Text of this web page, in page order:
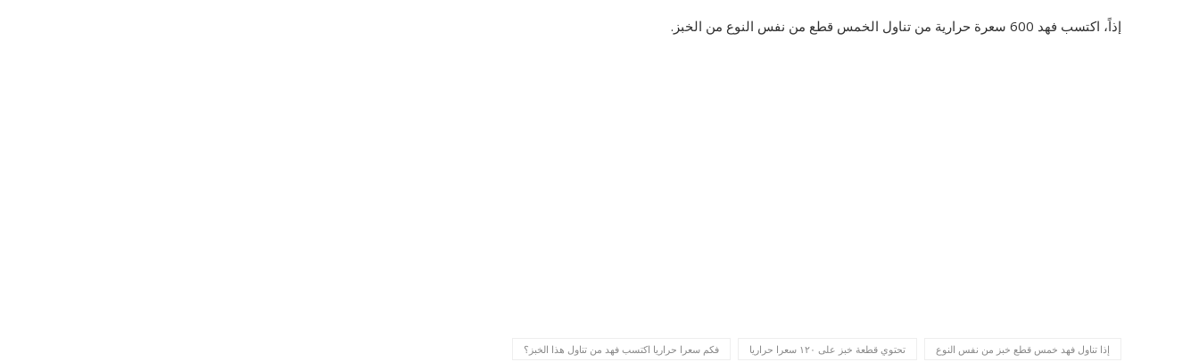
إذاً، اكتسب فهد 600 سعرة حرارية من تناول الخمس قطع من نفس النوع من الخبز.
إذا تناول فهد خمس قطع خبز من نفس النوع تحتوي قطعة خبز على ١٢٠ سعرا حراريا فكم سعرا حراريا اكتسب فهد من تناول هذا الخبز؟